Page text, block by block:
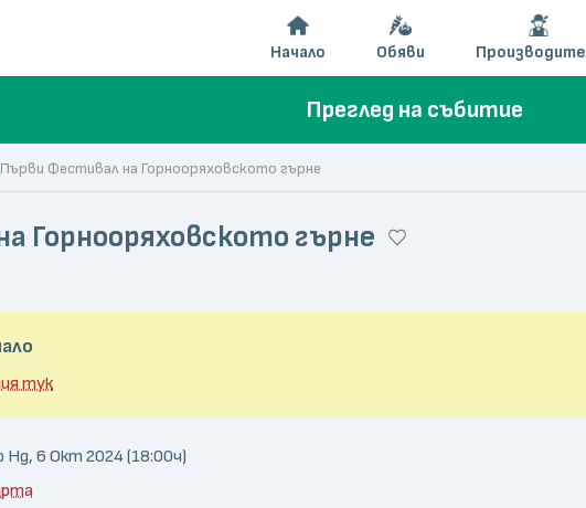
Преглед на събитие
Първи Фестивал на Горнооряховското гърне
Горнооряховското гърне
тук
Нд, 6 Окт 2024 (18:00ч)
Начало Обяви